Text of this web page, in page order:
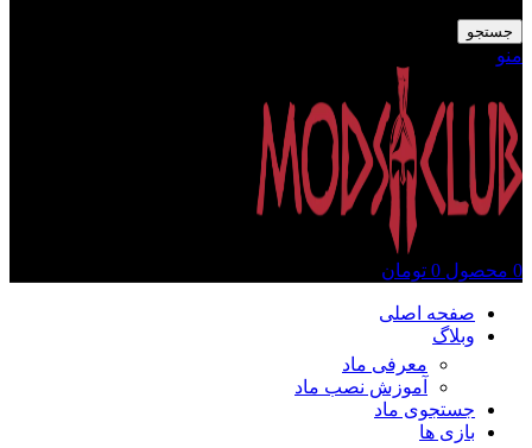
جستجو
منو
0 محصول 0 تومان
صفحه اصلی
وبلاگ
معرفی ماد
آموزش نصب ماد
جستجوی ماد
بازی ها